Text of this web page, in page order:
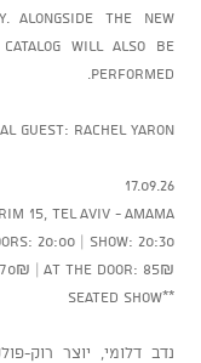
Alongside the new
catalog will also be
performed.
guest: Rachel Yaron.
17.09.26
15, Tel Aviv - AMAMA
20:00 | Show: 20:30
| At the door: 85₪
**Seated show
נדב דלומי, יוצר רוק-